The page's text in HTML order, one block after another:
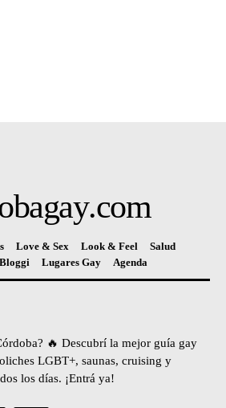
.com
Love & Sex Look & Feel
Salud
Bloggi Lugares Gay Agenda
🔥 Descubrí la mejor guía gay
LGBT+, saunas, cruising y
los días. ¡Entrá ya!